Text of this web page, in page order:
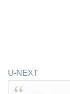
U-NEXT